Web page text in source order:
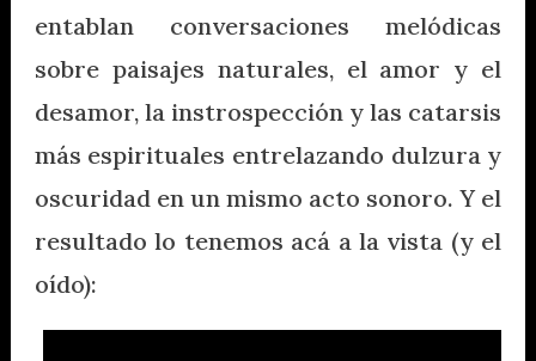
entablan conversaciones melódicas
sobre paisajes naturales, el amor y el
desamor, la instrospección y las catarsis
más espirituales entrelazando dulzura y
oscuridad en un mismo acto sonoro. Y el
resultado lo tenemos acá a la vista (y el
oído):